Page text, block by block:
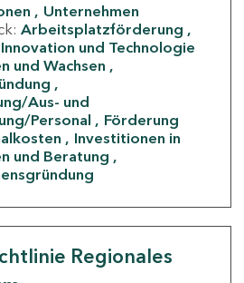
Unternehmen
Arbeitsplatzförderung
und Technologie
und Wachsen
Aus- und
Personal
Förderung
Investitionen in
und Beratung
Regionales